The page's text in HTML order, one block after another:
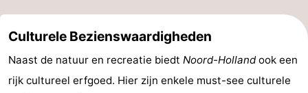
Culturele Bezienswaardigheden
Naast de natuur en recreatie biedt Noord-Hollandook een
rijk cultureel erfgoed. Hier zijn enkele must-see culturele